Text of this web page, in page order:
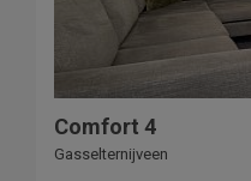
Comfort 4
Gasselternijveen